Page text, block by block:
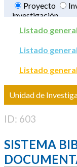
Proyecto
investigación
Listado
Listado
Listado
Unidad de
ID: 603
SISTEMA